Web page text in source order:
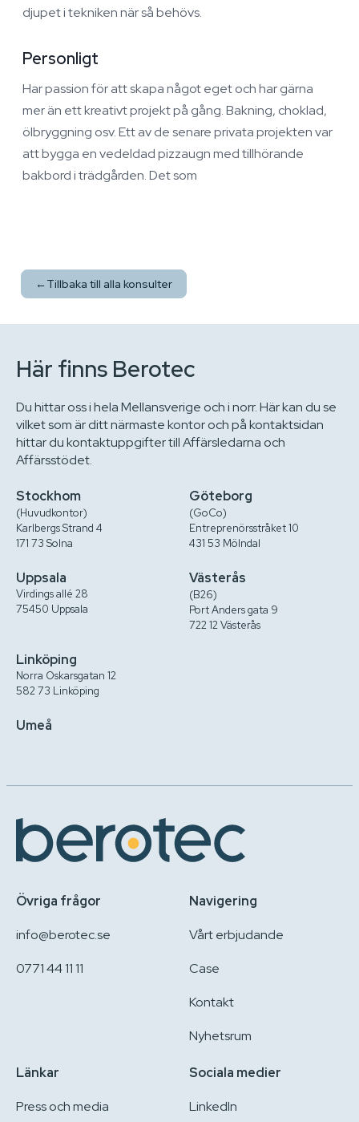
djupet i tekniken när så behövs.
Personligt
Har passion för att skapa något eget och har gärna
mer än ett kreativt projekt på gång. Bakning, choklad,
ölbryggning osv. Ett av de senare privata projekten var
att bygga en vedeldad pizzaugn med tillhörande
bakbord i trädgården. Det som
← Tillbaka till alla konsulter
Här finns Berotec
Du hittar oss i hela Mellansverige och i norr. Här kan du se
vilket som är ditt närmaste kontor och på kontaktsidan
hittar du kontaktuppgifter till Affärsledarna och
Affärsstödet.
Stockhom
(Huvudkontor)
Karlbergs Strand 4
171 73 Solna
Uppsala
Virdings allé 28
75450 Uppsala
Göteborg
(GoCo)
Entreprenörsstråket 10
431 53 Mölndal
Västerås
(B26)
Port Anders gata 9
722 12 Västerås
Linköping
Norra Oskarsgatan 12
582 73 Linköping
Umeå
Övriga frågor
info@berotec.se
0771 44 11 11
Navigering
Vårt erbjudande
Case
Kontakt
Nyhetsrum
Länkar
Press och media
Sociala medier
LinkedIn